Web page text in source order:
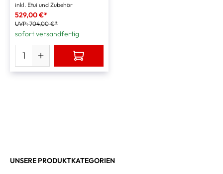
inkl. Etui und Zubehör
529,00 €*
UVP:704,00 €*
sofort versandfertig
UNSERE PRODUKTKATEGORIEN